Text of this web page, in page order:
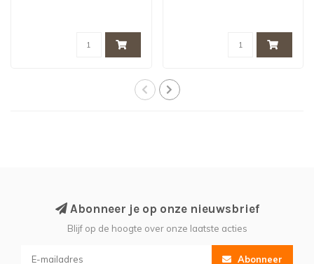
Abonneer je op onze nieuwsbrief
Blijf op de hoogte over onze laatste acties
Abonneer